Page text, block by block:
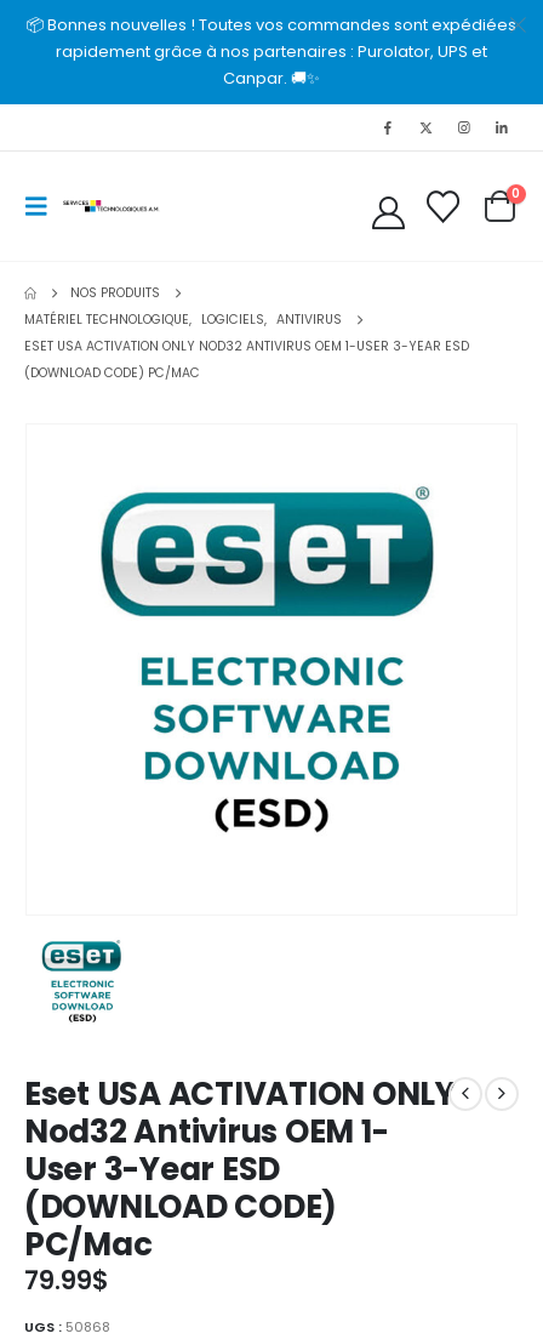
📦 Bonnes nouvelles ! Toutes vos commandes sont expédiées
rapidement grâce à nos partenaires : Purolator, UPS et
Canpar. 🚚✨
0
NOS PRODUITS
MATÉRIEL TECHNOLOGIQUE, LOGICIELS, ANTIVIRUS
ESET USA ACTIVATION ONLY NOD32 ANTIVIRUS OEM 1-USER 3-YEAR ESD
(DOWNLOAD CODE) PC/MAC
Eset USA ACTIVATION ONLY
Nod32 Antivirus OEM 1-
User 3-Year ESD
(DOWNLOAD CODE)
PC/Mac
79.99$
UGS : 50868